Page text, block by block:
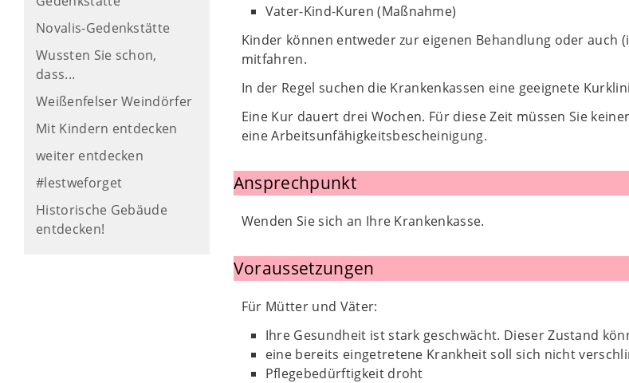
Novalis-Gedenkstätte
Wussten Sie schon,
dass...
Weißenfelser Weindörfer
Mit Kindern entdecken
weiter entdecken
#lestweforget
Historische Gebäude
entdecken!
Vater-Kind-Kuren (Maßnahme)
Kinder können entweder zur eigenen Behandlung oder auch
mitfahren.
In der Regel suchen die Krankenkassen eine geeignete
Eine Kur dauert drei Wochen. Für diese Zeit müssen Sie
eine Arbeitsunfähigkeitsbescheinigung.
Ansprechpunkt
Wenden Sie sich an Ihre Krankenkasse.
Voraussetzungen
Für Mütter und Väter:
Ihre Gesundheit ist stark geschwächt. Dieser Zustand
eine bereits eingetretene Krankheit soll sich nicht
Pflegebedürftigkeit droht